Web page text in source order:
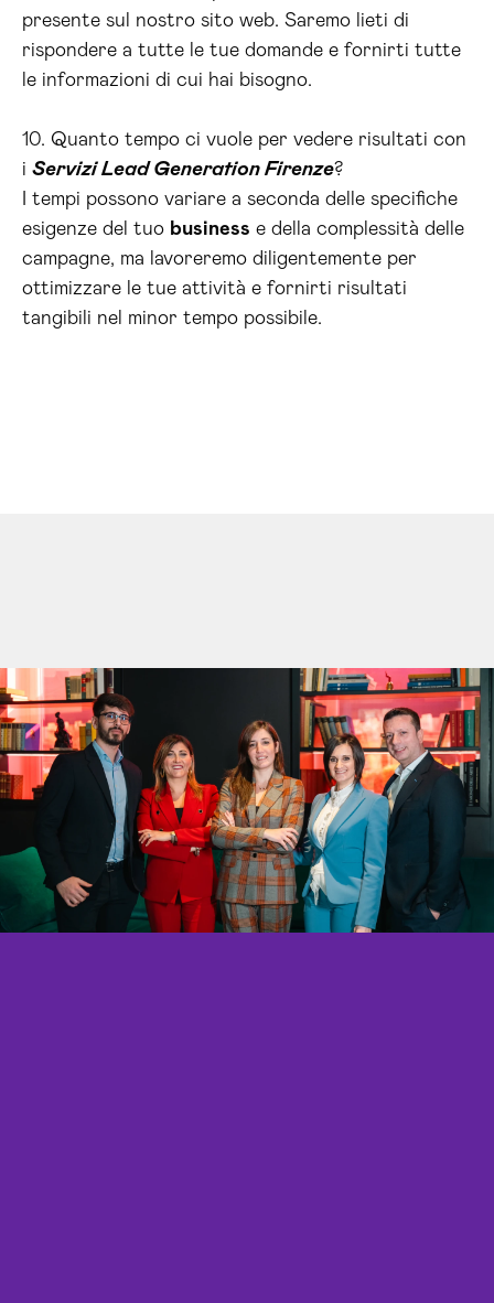
presente sul nostro sito web. Saremo lieti di
rispondere a tutte le tue domande e fornirti tutte
le informazioni di cui hai bisogno.
10. Quanto tempo ci vuole per vedere risultati con
i Servizi Lead Generation Firenze?
I tempi possono variare a seconda delle specifiche
esigenze del tuo business e della complessità delle
campagne, ma lavoreremo diligentemente per
ottimizzare le tue attività e fornirti risultati
tangibili nel minor tempo possibile.